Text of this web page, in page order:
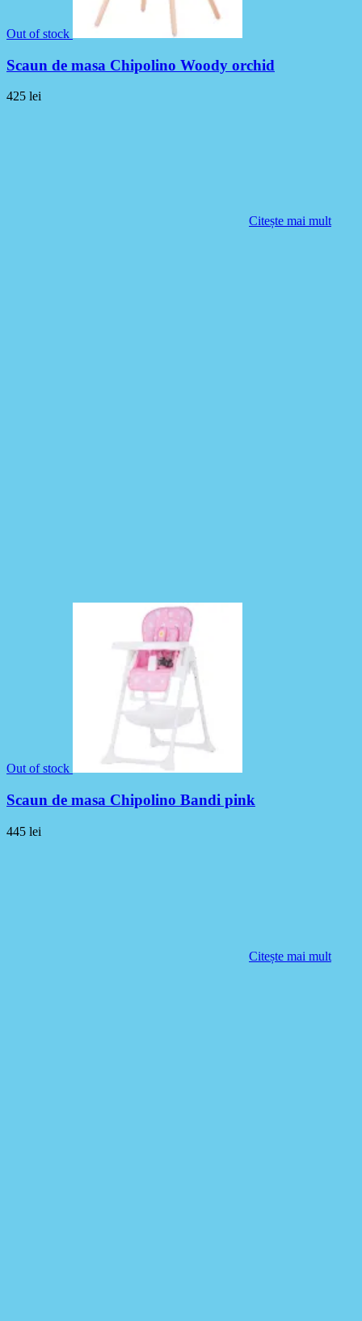
Out of stock
Scaun de masa Chipolino Woody orchid
425 lei
Citește mai mult
Out of stock
Scaun de masa Chipolino Bandi pink
445 lei
Citește mai mult